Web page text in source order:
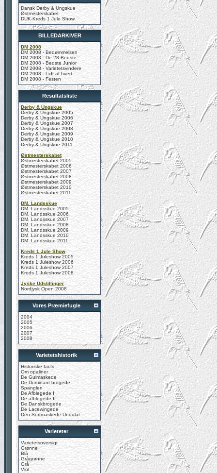
Dansk Derby & Ungskue
Østmesterskabet
DUK-Kreds 1 Jule Show
BILLEDARKIVER
DM 2008
DM 2008 - Bedømmelsen
DM 2008 - De 28 Bedste
DM 2008 - Bedste Junior
DM 2008 - Varietetsvindere
DM 2008 - Lidt af hvert
DM 2008 - Festen
Resultatsliste
Derby & Ungskue
Derby & Ungskue 2005
Derby & Ungskue 2006
Derby & Ungskue 2007
Derby & Ungskue 2008
Derby & Ungskue 2009
Derby & Ungskue 2010
Derby & Ungskue 2011
Østmesterskabet
Østmesterskabet 2005
Østmesterskabet 2006
Østmesterskabet 2007
Østmesterskabet 2008
Østmesterskabet 2009
Østmesterskabet 2010
Østmesterskabet 2011
DM. Landsskue
DM. Landsskue 2005
DM. Landsskue 2006
DM. Landsskue 2007
DM. Landsskue 2008
DM. Landsskue 2009
DM. Landsskue 2010
DM. Landsskue 2011
Kreds 1 Jule Show
Kreds 1 Juleshow 2005
Kreds 1 Juleshow 2006
Kreds 1 Juleshow 2007
Kreds 1 Juleshow 2008
Jyske Udstillinger
Nordjysk Open 2008
Vores Præmiefugle
2004
2005
2006
2007
2008
Varietetshistorik
Historiske facts
Om opaliner
De Gulmaskede
De Dominant brogede
Spanglen
De Afblegede I
De afblegede II
De Danskbrogede
De Lacewingede
Den Sortmaskede Undulat
Varieteter
Varietetsoversigt
Grønne
Blå
Grågrønne
Grå
Viol